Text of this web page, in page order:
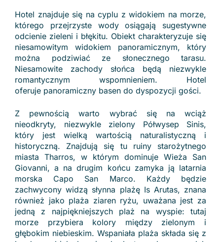
Hotel znajduje się na cyplu z widokiem na morze,
którego przejrzyste wody osiągają sugestywne
odcienie zieleni i błękitu. Obiekt charakteryzuje się
niesamowitym widokiem panoramicznym, który
można podziwiać ze słonecznego tarasu.
Niesamowite zachody słońca będą niezwykle
romantycznym wspomnieniem. Hotel
oferuje panoramiczny basen do dyspozycji gości.
Z pewnością warto wybrać się na wciąż
nieodkryty, niezwykle zielony Półwysep Sinis,
który jest wielką wartością naturalistyczną i
historyczną. Znajdują się tu ruiny starożytnego
miasta Tharros, w którym dominuje Wieża San
Giovanni, a na drugim końcu zamyka ją latarnia
morska Capo San Marco. Każdy będzie
zachwycony widzą słynna plażę Is Arutas, znana
również jako plaża ziaren ryżu, uważana jest za
jedną z najpiękniejszych plaż na wyspie: tutaj
morze przybiera kolory między zielonym i
głębokim niebieskim. Wspaniała plaża składa się z